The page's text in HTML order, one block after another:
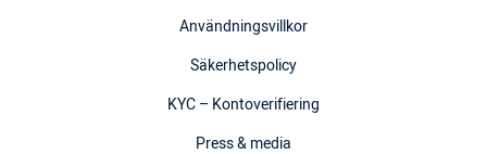
Användningsvillkor
Säkerhetspolicy
KYC – Kontoverifiering
Press & media